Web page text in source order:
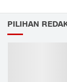
PILIHAN